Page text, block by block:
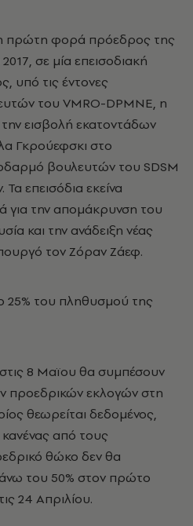
πρώτη φορά πρόεδρος της
σε μία επεισοδιακή
υπό τις έντονες
του VMRO-DPMNE, η
εισβολή εκατοντάδων
Γκρούεφσκι στο
βουλευτών του SDSM
επεισόδια εκείνα
για την απομάκρυνση του
και την ανάδειξη νέας
τον Ζόραν Ζάεφ.
25% του πληθυσμού της
8 Μαϊου θα συμπέσουν
προεδρικών εκλογών στη
θεωρείται δεδομένος,
από τους
θώκο δεν θα
του 50% στον πρώτο
24 Απριλίου.